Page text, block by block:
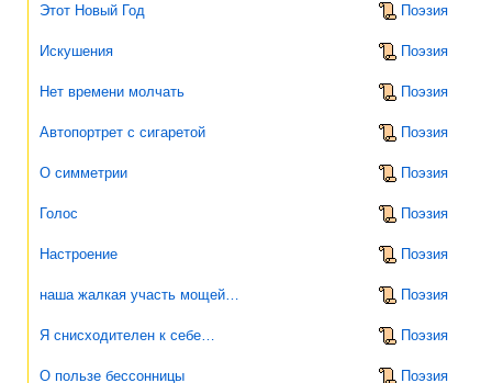
Этот Новый Год Поэзия
Искушения Поэзия
Нет времени молчать Поэзия
Автопортрет с сигаретой Поэзия
О симметрии Поэзия
Голос Поэзия
Настроение Поэзия
наша жалкая участь мощей… Поэзия
Я снисходителен к себе… Поэзия
О пользе бессонницы Поэзия